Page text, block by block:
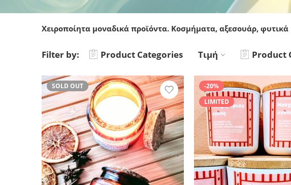
Χειροποίητα μοναδικά προϊόντα. Κοσμήματα, αξεσουάρ,
Filter by: Product Categories Τιμή Product
SOLD OUT -20%
LIMITED